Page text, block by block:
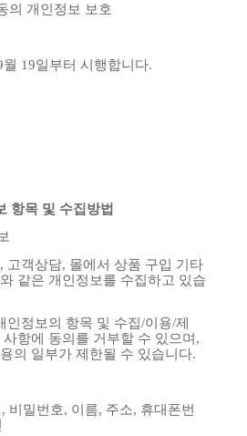
의 개인정보 보호
월 19일부터 시행합니다.
항목 및 수집방법
, 고객상담, 몰에서 상품 구입 기타
같은 개인정보를 수집하고 있습
인정보의 항목 및 수집/이용/제
사항에 동의를 거부할 수 있으며 ,
의 일부가 제한될 수 있습니다.
, 비밀번호, 이름, 주소, 휴대폰번